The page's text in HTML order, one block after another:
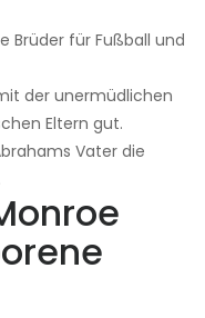
Brüder für Fußball und
der unermüdlichen
Eltern gut.
Vater die